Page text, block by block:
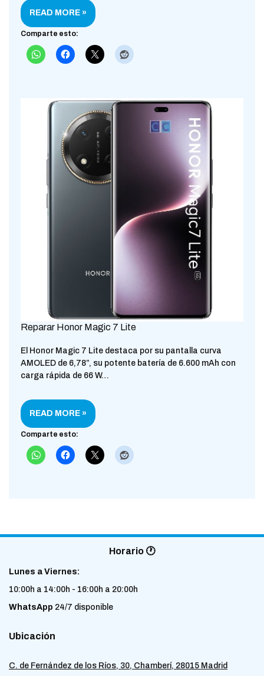
READ MORE »
Comparte esto:
Reparar Honor Magic 7 Lite
El Honor Magic 7 Lite destaca por su pantalla curva
AMOLED de 6,78”, su potente batería de 6.600 mAh con
carga rápida de 66 W…
READ MORE »
Comparte esto:
Horario 🕐
Lunes a Viernes:
10:00h a 14:00h - 16:00h a 20:00h
WhatsApp 24/7 disponible
Ubicación
C. de Fernández de los Ríos, 30, Chamberí, 28015 Madrid